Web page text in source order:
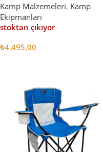
[Vagon] BLACK
Kamp Malzemeleri, Kamp
Ekipmanları
stoktan çıkıyor
₺4.495,00